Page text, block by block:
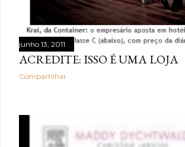
junho 13, 2011
ACREDITE: ISSO É UMA LOJA
Compartilhar